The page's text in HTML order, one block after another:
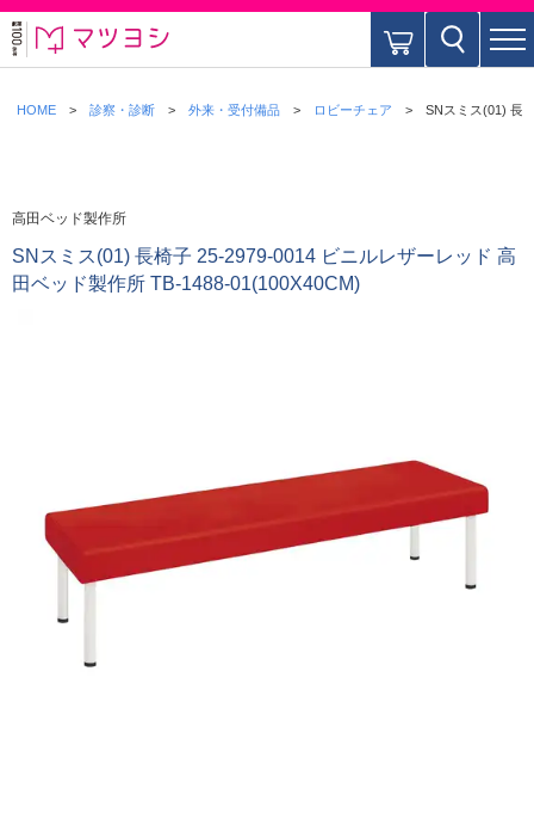
HOME 診察・診断 外来・受付備品 ロビーチェア SNスミス(01) 長
高田ベッド製作所
SNスミス(01) 長椅子 25-2979-0014 ビニルレザーレッド 高
田ベッド製作所 TB-1488-01(100X40CM)